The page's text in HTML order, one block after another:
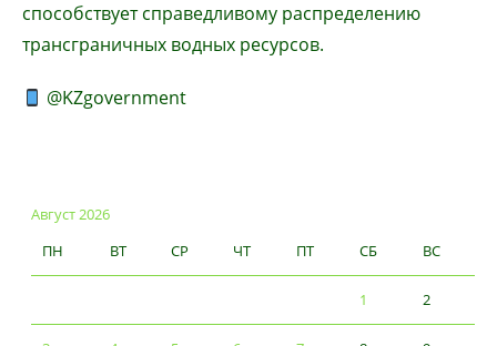
способствует справедливому распределению
трансграничных водных ресурсов.
@KZgovernment
Август 2026
ПН
ВТ СР ЧТ ПТ СБ ВС
1 2